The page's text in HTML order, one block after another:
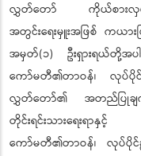
လွှတ်တော် ကိုယ်စားလှယ်အ
အတွင်းရေးမှူးအဖြစ် ကယ
အမှတ်(၁) ဦးရှားရယ်တို့အ
ကော်မတီ၏တာဝန်၊ လုပ်ပို
လွှတ်တော်၏ အတည်ပြုချ
တိုင်းရင်းသားရေးရာနှင့်
ကော်မတီ၏တာဝန်၊ လုပ်ပို